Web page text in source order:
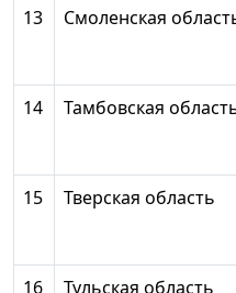
13
Смоленская
14
Тамбовская
15
Тверская область
16
Тульская область